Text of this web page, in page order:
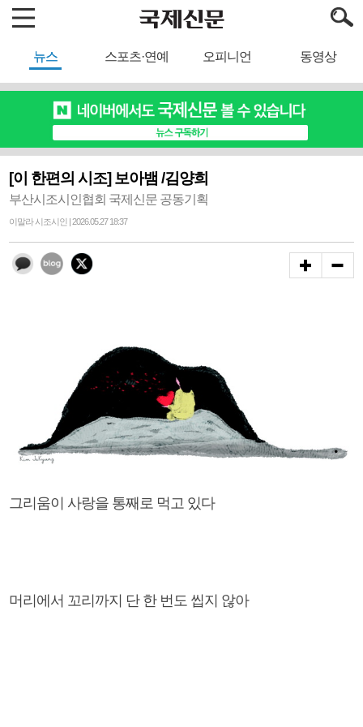
뉴스 스포츠·연예 오피니언 동영상
[이 한편의 시조] 보아뱀 /김양희
부산시조시인협회 국제신문 공동기획
이말라 시조시인 | 2026.05.27 18:37
그리움이 사랑을 통째로 먹고 있다
머리에서 꼬리까지 단 한 번도 씹지 않아